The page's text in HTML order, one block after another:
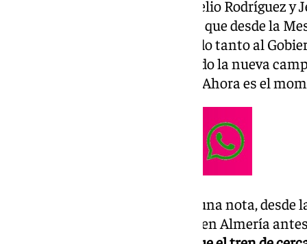
Labella, los senadores Luis Rogelio Rodríguez
andaluz, Manuel Guzmán, en la que desde la
reivindicaciones que han elevado tanto al
de Andalucía y les han anunciado la nueva
puesto en marcha bajo el lema ‘Ahora es el
Según ha comunicado el PP en una nota,
«no podrá ser una realidad en Almería